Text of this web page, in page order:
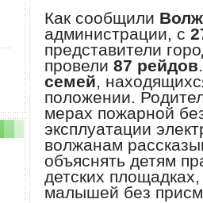
Как сообщили
администрации, с
представители
провели 87 рейдов
семей,
положении.
мерах пожарной
эксплуатации
волжанам
объяснять детям
детских
малышей без